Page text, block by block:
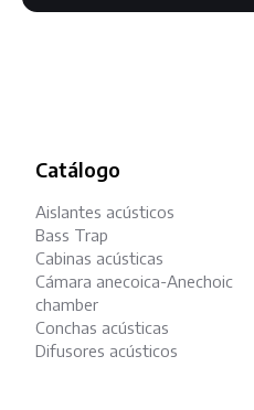
Catálogo
Aislantes acústicos
Bass Trap
Cabinas acústicas
Cámara anecoica-Anechoic
chamber
Conchas acústicas
Difusores acústicos